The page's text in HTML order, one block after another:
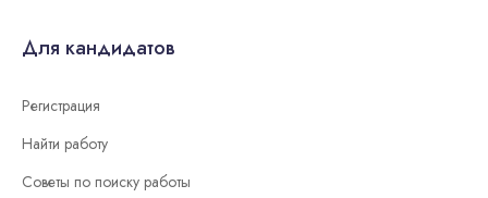
Для кандидатов
Регистрация
Найти работу
Советы по поиску работы